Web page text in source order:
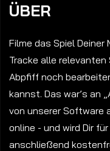
ÜBER
Filme das Spiel
Tracke alle relevanten
Abpfiff noch
kannst. Das war’s an
von unserer
online - und wird Dir
anschließend